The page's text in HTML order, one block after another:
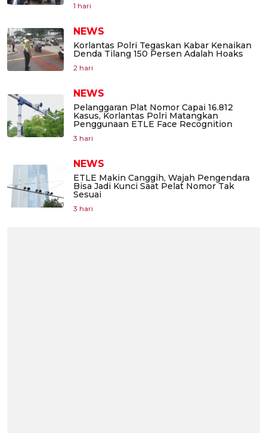
1 hari
NEWS
Korlantas Polri Tegaskan Kabar Kenaikan
Denda Tilang 150 Persen Adalah Hoaks
2 hari
NEWS
Pelanggaran Plat Nomor Capai 16.812
Kasus, Korlantas Polri Matangkan
Penggunaan ETLE Face Recognition
3 hari
NEWS
ETLE Makin Canggih, Wajah Pengendara
Bisa Jadi Kunci Saat Pelat Nomor Tak
Sesuai
3 hari